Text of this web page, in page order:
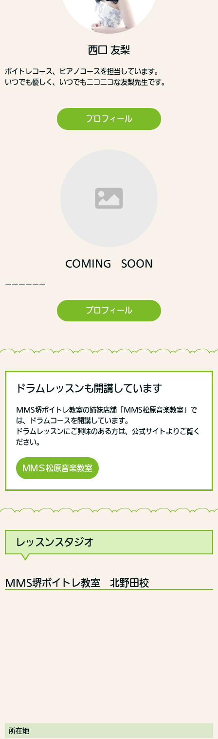
西口 友梨
ボイトレコース、ピアノコースを担当しています。
いつでも優しく、いつでもニコニコな友梨先生です。
プロフィール
COMING SOON
ーーーーーー
プロフィール
ドラムレッスンも開講しています
MMS堺ボイトレ教室の姉妹店舗「MMS松原音楽教室」で
は、ドラムコースを開講しています。
ドラムレッスンにご興味のある方は、公式サイトよりご覧く
ださい。
ＭＭＳ松原音楽教室
レッスンスタジオ
MMS堺ボイトレ教室 北野田校
所在地